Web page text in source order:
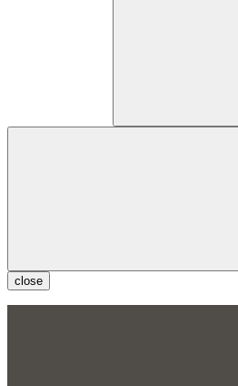
close